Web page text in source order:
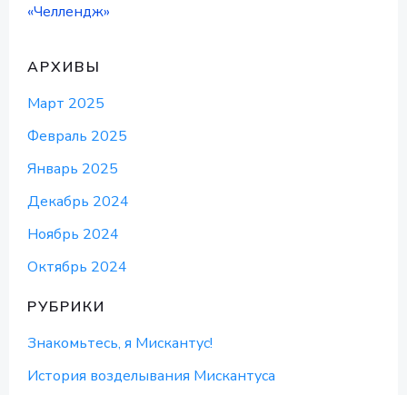
«Челлендж»
АРХИВЫ
Март 2025
Февраль 2025
Январь 2025
Декабрь 2024
Ноябрь 2024
Октябрь 2024
РУБРИКИ
Знакомьтесь, я Мискантус!
История возделывания Мискантуса